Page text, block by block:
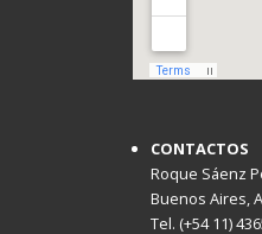
CONTACTOS
Roque Sáenz
Buenos Aires,
Tel. (+54 11)